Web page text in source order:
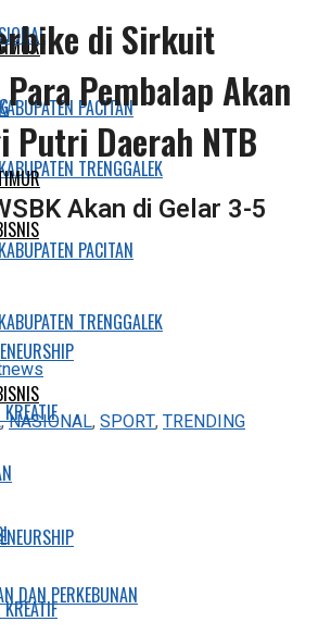
PACITAN
TRENGGALEK
DAN PERKEBUNAN
PACITAN
TRENGGALEK
di Sirkuit
Pembalap Akan
Putri Daerah NTB
Akan di Gelar 3-5
,NASIONAL,SPORT,TRENDING